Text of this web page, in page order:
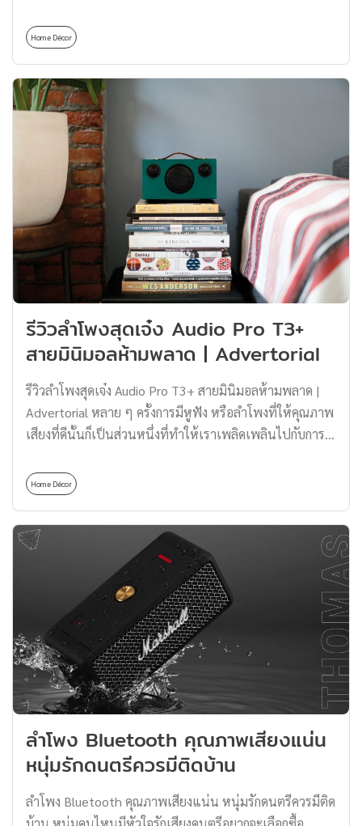
และความแม่นยำที่เหนือกว่า เพื่อให้ได้ผลลัพธ์ระดับมือ
อาชีพในสตูดิโอ และสำหรับเรื่องของดีไซน์นั้นก็ได้การ
ออกแบบมาอย่างมืออาชีพโดยใช้วัสดุที่เป็นตู้ไม้ทั้งตัวของ
ลำโพง เพื่อความทนทานของตัวลำโพงและยังตกแต่งได้
อย่างดูดีไม่ว่าจะวางไว้มุมไหนของห้องก็ตาม มาพร้อมกับการ
ออกแบบท่อนำคลื่นลอการิทึมที่ได้รับการพิสูจน์แล้วของ
Mackie พร้อมทำให้กระจายเสียงได้เป็นวงกว้างพิเศษสำหรับ
การสร้างเสียงสเตอริโอและเพื่อการฟังที่ดียิ่งขึ้น อีกทั้งยัง
สามารถจัดวางตำแหน่งอะคูสติกที่แม่นยำให้เสียงเกิดความ
สมดุล อีกทั้งยังมีการตอบสนองความถี่ 45 Hz – […]
ห้ามพลาด | Advertorial’ วันนี้ Thomas Thailand ก็มีลำโพง
อีก 1 ตัวจาก Audio Pro ที่มีฟังก์ชันน่าสนใจมาฝากกันครับ
ลำโพงตัวนี้มีชื่อว่า ‘Audio Pro A15’ ซึ่งความโดดเด่นของ
เจ้าลำโพงตัวนี้คือ ระบบ Multiroom นั่นเอง และยิ่งไปกว่า
นั้นยังรองรับทั้ง AirPlay 2 กับ Google Cast ได้อีกด้วย แต่
ก่อนเราจะไปรีวิวลำโพง เรามาทำความรู้จักระบบ Multiroom
กันก่อนครับว่าระบบนี้มันคืออะไร ระบบ Multiroom คืออะไร
ระบบ Multiroom เป็นระบบที่จะส่งสัญญาณภาพและเสียง
ผ่านสัญญาณ wi-fi […]
Home Décor
รีวิวลำโพงสุดเจ๋ง Audio Pro T3+
สายมินิมอลห้ามพลาด | Advertorial
รีวิวลำโพงสุดเจ๋ง Audio Pro T3+ สายมินิมอลห้ามพลาด |
Advertorial หลาย ๆ ครั้งการมีหูฟัง หรือลำโพงที่ให้คุณภาพ
เสียงที่ดีนั้นก็เป็นส่วนหนึ่งที่ทำให้เราเพลิดเพลินไปกับการ
กับเพลงนั้น ๆ ได้เป็นอย่างดี ซึ่งวันนี้ทาง Thomas Thailand
จะมารีวิวลำโพงจาก Audio Pro รุ่น T3+ กันครับ ตามไปดูกัน
เลยว่าจะมีฟังก์ชันเจ๋ง ๆ อะไรที่น่าสนใจบ้าง แต่ก่อนอื่นเรา
มาทำความรู้จักกับแบรนด์ Audio Pro กันสักหน่อยนะครับ
Audio Pro แบรนด์ลำโพงชั้นนำจากสวีเดน Audio Pro เป็น
บริษัทจากประเทศสวีเดน ที่มีชื่อเสียงในวงการเครื่องเสียงมา
อย่างยาวนาน​ โดยบริษัทเป็นผู้ออกแบบ พัฒนา และผลิต
ลำโพงมานานมากกว่า 40 ปี ตั้งแต่ปี 1978 และในปัจจุบัน
Audio Pro ได้วางจำหน่ายแล้วกว่า 55 ประเทศทั่วโลก Audio
Pro ยังคงเป็นบริษัทที่มีความแข็งแกร่ง และทันสมัย จากการ
ผลิตลำโพงแบบ […]
Home Décor
ลําโพง Bluetooth คุณภาพเสียงแน่น
หนุ่มรักดนตรีควรมีติดบ้าน
ลําโพง Bluetooth คุณภาพเสียงแน่น หนุ่มรักดนตรีควรมีติด